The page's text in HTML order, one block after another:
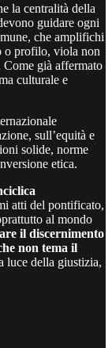
la centralità della
guidare ogni
che amplifichi
o profilo, viola non
già affermato
culturale e
sull’equità e
solide, norme
etica.
atti del pontificato,
al mondo
il discernimento
non tema il
luce della giustizia,